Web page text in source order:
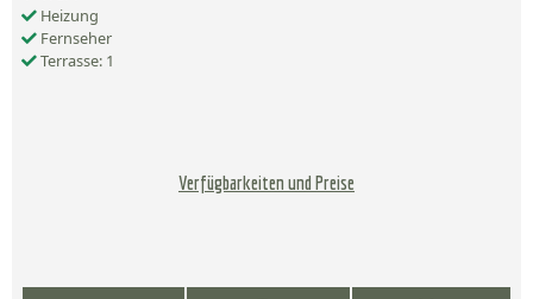
Heizung
Fernseher
Terrasse: 1
Verfügbarkeiten und Preise